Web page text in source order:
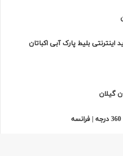
اینترنتی بلیط پارک آبی اکباتان
گیلان